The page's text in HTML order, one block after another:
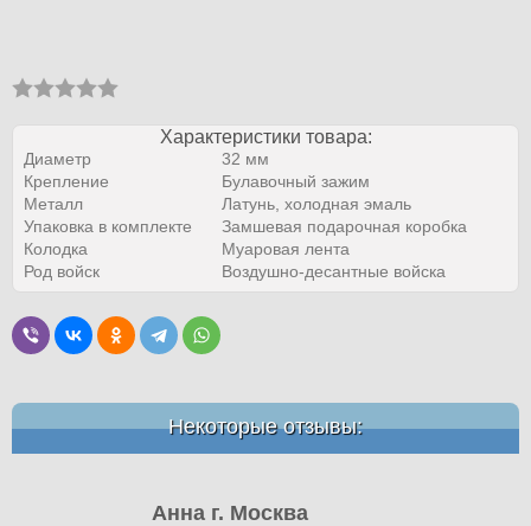
Характеристики товара:
Диаметр
32 мм
Крепление
Булавочный зажим
Металл
Латунь, холодная эмаль
Упаковка в комплекте
Замшевая подарочная коробка
Колодка
Муаровая лента
Род войск
Воздушно-десантные войска
Некоторые отзывы:
Анна г. Москва